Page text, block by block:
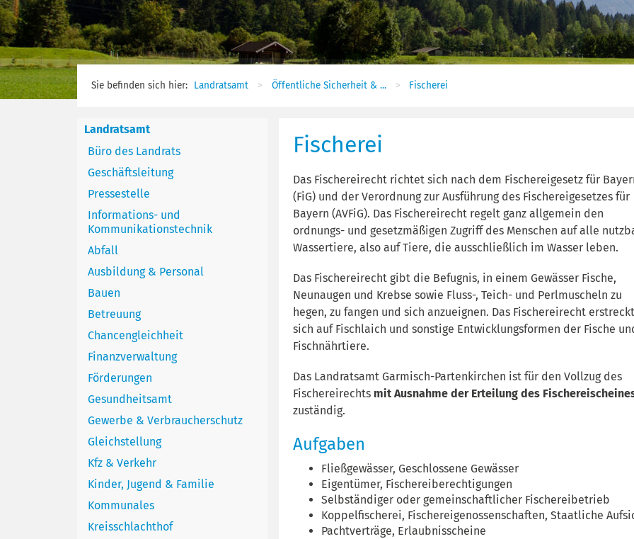
Sie befinden sich hier: Landratsamt Öffentliche Sicherheit & ... Fischerei
Landratsamt
Büro des Landrats
Geschäftsleitung
Pressestelle
Informations- und
Kommunikationstechnik
Abfall
Ausbildung & Personal
Bauen
Betreuung
Chancengleichheit
Finanzverwaltung
Förderungen
Gesundheitsamt
Gewerbe & Verbraucherschutz
Gleichstellung
Kfz & Verkehr
Kinder, Jugend & Familie
Kommunales
Kreisschlachthof
Fischerei
Das Fischereirecht richtet sich nach dem Fischereigesetz für
(FiG) und der Verordnung zur Ausführung des Fischereigesetzes für
Bayern (AVFiG). Das Fischereirecht regelt ganz allgemein den
ordnungs- und gesetzmäßigen Zugriff des Menschen auf alle
Wassertiere, also auf Tiere, die ausschließlich im Wasser leben.
Das Fischereirecht gibt die Befugnis, in einem Gewässer Fische,
Neunaugen und Krebse sowie Fluss-, Teich- und Perlmuscheln zu
hegen, zu fangen und sich anzueignen. Das Fischereirecht erstreckt
sich auf Fischlaich und sonstige Entwicklungsformen der Fische
Fischnährtiere.
Das Landratsamt Garmisch-Partenkirchen ist für den Vollzug des
Fischereirechts mit Ausnahme der Erteilung des
zuständig.
Aufgaben
Fließgewässer, Geschlossene Gewässer
Eigentümer, Fischereiberechtigungen
Selbständiger oder gemeinschaftlicher Fischereibetrieb
Koppelfischerei, Fischereigenossenschaften, Staatliche
Pachtverträge, Erlaubnisscheine